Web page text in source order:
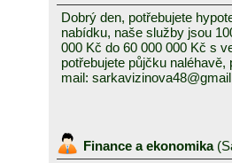
Dobrý den, potřebujete
nabídku, naše služby jsou
000 Kč do 60 000 000 Kč s
potřebujete půjčku
mail:
Finance a ekonomika (